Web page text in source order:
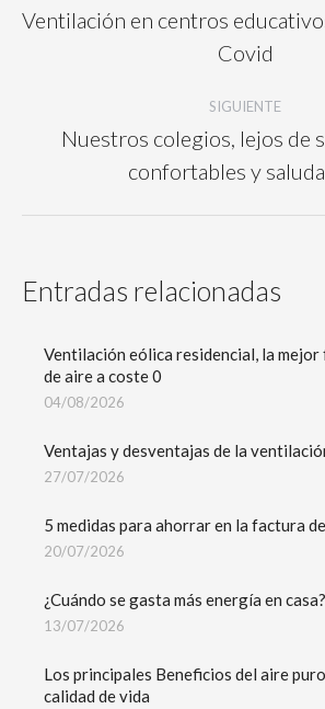
publicaciones
anterior:
Ventilación en centros
Covid
SIGUIENTE
siguiente:
Nuestros colegios, lejos de
confortables y
Entradas relacionadas
Ventilación eólica residencial, la
de aire a coste 0
04/08/2026
Ventajas y desventajas de la
27/07/2026
5 medidas para ahorrar en la factura
20/07/2026
¿Cuándo se gasta más energía en casa?
13/07/2026
Los principales Beneficios del aire
calidad de vida